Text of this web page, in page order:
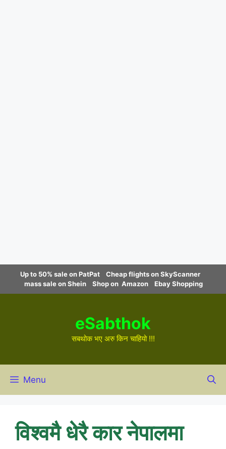
content
Up to 50% sale on PatPat
Cheap flights on SkyScanner
mass sale on Shein
Shop on Amazon Ebay Shopping
eSabthok
सबथोक भए अरु किन चाहियो !!!
Menu
विश्वमै धेरै कार नेपालमा